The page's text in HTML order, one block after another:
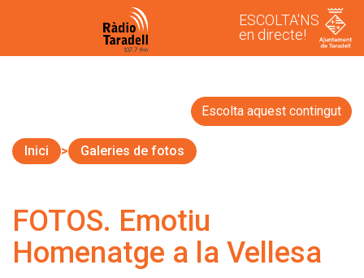
ESCOLTA'NS
en directe!
Escolta aquest contingut
Inici Galeries de fotos
FOTOS. Emotiu
Homenatge a la Vellesa